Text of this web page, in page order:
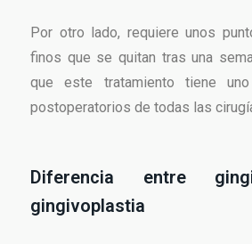
Por otro lado, requiere unos
finos que se quitan tras una
que este tratamiento tiene
postoperatorios de todas las
Diferencia entre
gingivoplastia